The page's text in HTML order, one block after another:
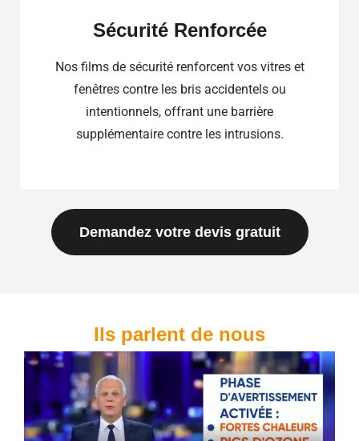
Sécurité Renforcée
Nos films de sécurité renforcent vos vitres et
fenêtres contre les bris accidentels ou
intentionnels, offrant une barrière
supplémentaire contre les intrusions.
Demandez votre devis gratuit
Ils parlent de nous